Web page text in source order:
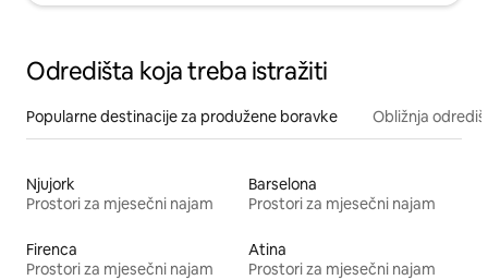
Odredišta koja treba istražiti
Popularne destinacije za produžene boravke Obližnja
Njujork
Prostori za mjesečni najam
Barselona
Prostori za mjesečni najam
Firenca
Prostori za mjesečni najam
Atina
Prostori za mjesečni najam